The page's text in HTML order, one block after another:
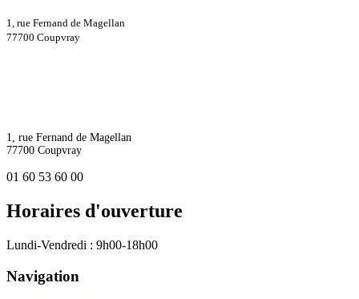
1, rue Fernand de Magellan
77700 Coupvray
1, rue Fernand de Magellan
77700 Coupvray
01 60 53 60 00
Horaires d'ouverture
Lundi-Vendredi : 9h00-18h00
Navigation